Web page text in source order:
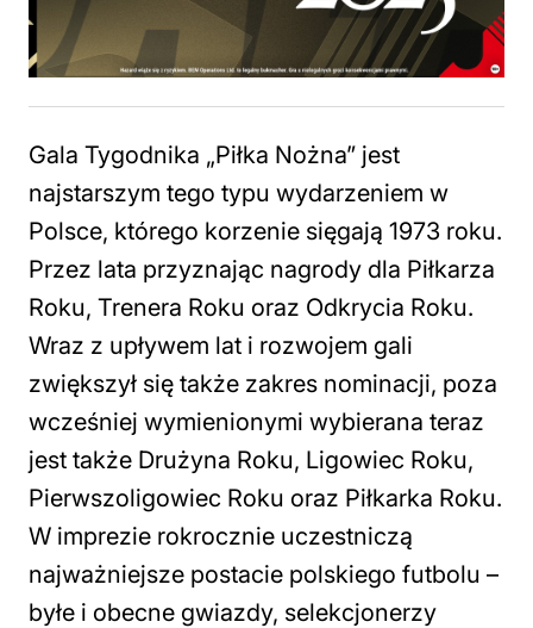
Gala Tygodnika „Piłka Nożna” jest
najstarszym tego typu wydarzeniem w
Polsce, którego korzenie sięgają 1973 roku.
Przez lata przyznając nagrody dla Piłkarza
Roku, Trenera Roku oraz Odkrycia Roku.
Wraz z upływem lat i rozwojem gali
zwiększył się także zakres nominacji, poza
wcześniej wymienionymi wybierana teraz
jest także Drużyna Roku, Ligowiec Roku,
Pierwszoligowiec Roku oraz Piłkarka Roku.
W imprezie rokrocznie uczestniczą
najważniejsze postacie polskiego futbolu –
byłe i obecne gwiazdy, selekcjonerzy